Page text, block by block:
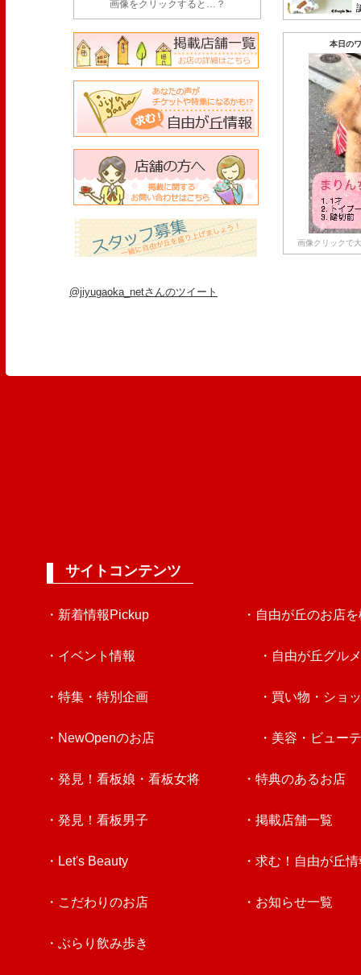
画像をクリックすると…？
本日の
画像クリックで
@jiyugaoka_netさんのツイート
サイトコンテンツ
・新着情報Pickup
・イベント情報
・特集・特別企画
・NewOpenのお店
・発見！看板娘・看板女将
・発見！看板男子
・Let's Beauty
・こだわりのお店
・ぶらり飲み歩き
・自由が丘のお店
・自由が丘グルメ
・買い物・ショ
・美容・ビュー
・特典のあるお店
・掲載店舗一覧
・求む！自由が丘
・お知らせ一覧